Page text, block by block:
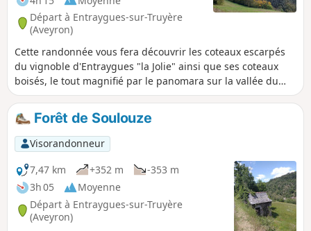
Départ à Entraygues-sur-Truyère
(Aveyron)
Cette randonnée vous fera découvrir les coteaux escarpés
du vignoble d'Entraygues "la Jolie" ainsi que ses coteaux
boisés, le tout magnifié par le panomara sur la vallée du
Lot.
Forêt de Soulouze
Visorandonneur
7,47 km
+352 m
-353 m
3h 05
Moyenne
Départ à Entraygues-sur-Truyère
(Aveyron)